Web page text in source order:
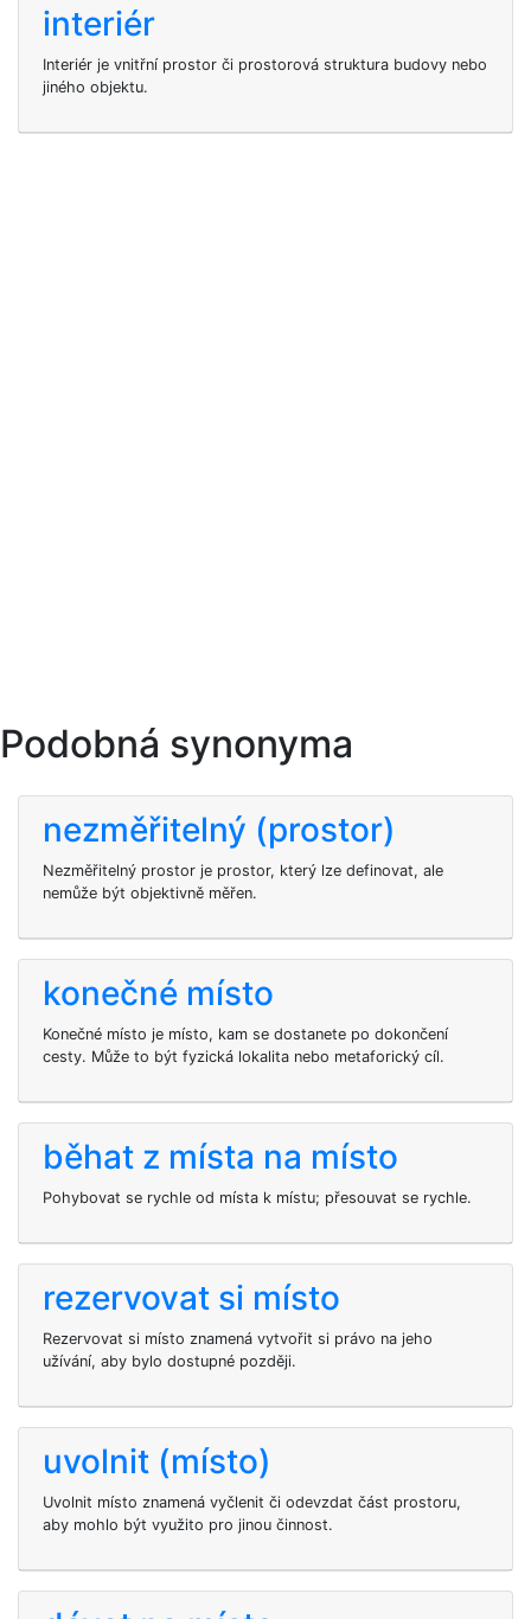
interiér
Interiér je vnitřní prostor či prostorová struktura budovy nebo
jiného objektu.
Podobná synonyma
nezměřitelný (prostor)
Nezměřitelný prostor je prostor, který lze definovat, ale
nemůže být objektivně měřen.
konečné místo
Konečné místo je místo, kam se dostanete po dokončení
cesty. Může to být fyzická lokalita nebo metaforický cíl.
běhat z místa na místo
Pohybovat se rychle od místa k místu; přesouvat se rychle.
rezervovat si místo
Rezervovat si místo znamená vytvořit si právo na jeho
užívání, aby bylo dostupné později.
uvolnit (místo)
Uvolnit místo znamená vyčlenit či odevzdat část prostoru,
aby mohlo být využito pro jinou činnost.